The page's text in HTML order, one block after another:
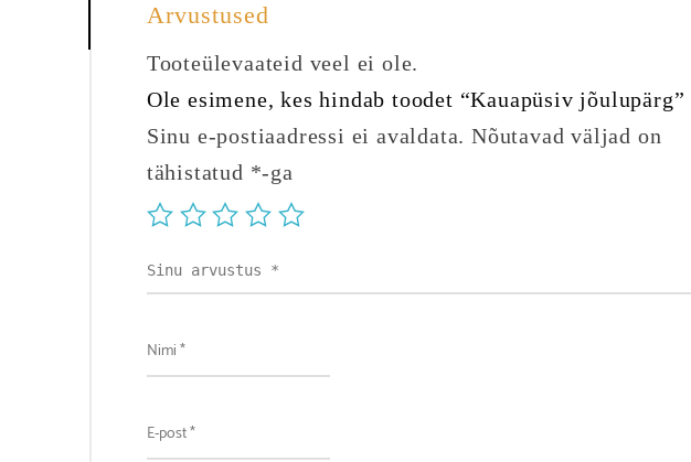
Arvustused
Tooteülevaateid veel ei ole.
Ole esimene, kes hindab toodet “Kauapüsiv jõulupärg”
Sinu e-postiaadressi ei avaldata. Nõutavad väljad on
tähistatud *-ga